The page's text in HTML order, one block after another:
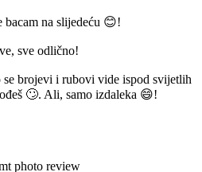
bacam na slijedeću 😊!
sve odlično!
se brojevi i rubovi vide ispod svijetlih
🙄. Ali, samo izdaleka 😄!